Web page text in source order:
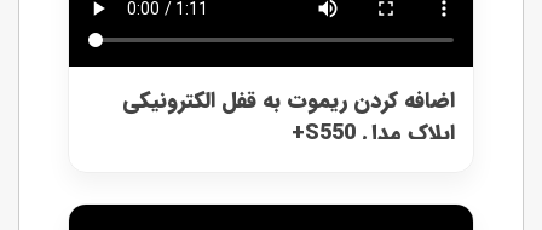
اضافه کردن ریموت به قفل الکترونیکی
ایلاک مدل S550+